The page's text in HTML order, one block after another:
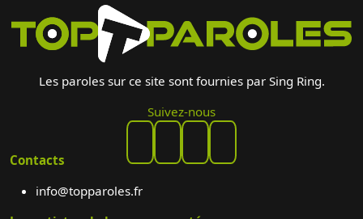
Les paroles sur ce site sont fournies par Sing Ring.
Suivez-nous
Contacts
info@topparoles.fr